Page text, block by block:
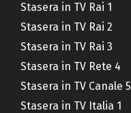
Stasera in TV Rai 1
Stasera in TV Rai 2
Stasera in TV Rai 3
Stasera in TV Rete 4
Stasera in TV Canale 5
Stasera in TV Italia 1